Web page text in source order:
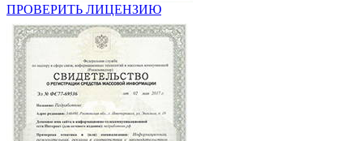
ПРОВЕРИТЬ ЛИЦЕНЗИЮ